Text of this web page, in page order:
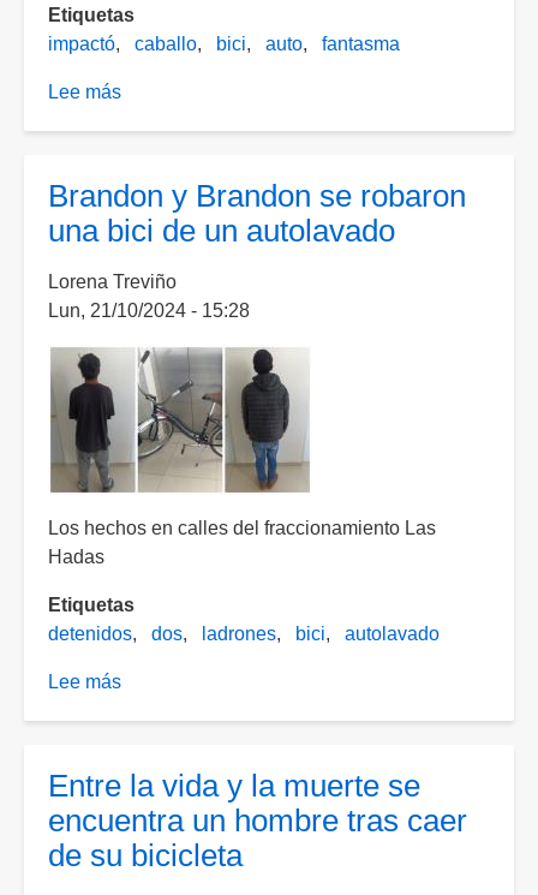
Etiquetas
impactó
caballo bici auto fantasma
Lee más
menor
en
y
a
un
hombre
en
caballo
y
se
dio
fuga
Brandon y Brandon se robaron
una bici de un autolavado
Lorena Treviño
Lun, 21/10/2024 - 15:28
Los hechos en calles del fraccionamiento Las
Hadas
Etiquetas
detenidos
dos ladrones bici autolavado
Lee más
se
robaron
una
Entre la vida y la muerte se
encuentra un hombre tras caer
de su bicicleta